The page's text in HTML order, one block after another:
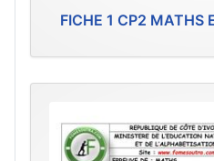
FICHE 1 CP2 MATHS